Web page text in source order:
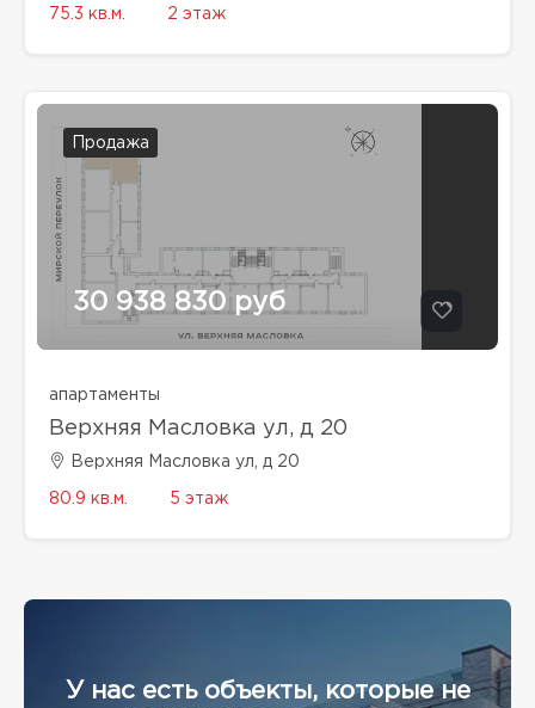
75.3 кв.м. 2 этаж
Продажа
30 938 830 руб
апартаменты
Верхняя Масловка ул, д 20
Верхняя Масловка ул, д 20
80.9 кв.м. 5 этаж
У нас есть объекты, которые не